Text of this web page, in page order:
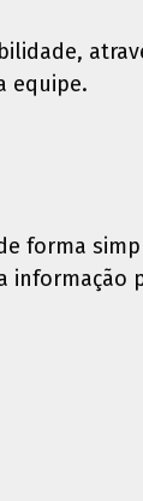
equipe.
forma
informação